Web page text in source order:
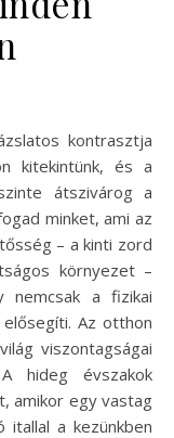
kitekintünk, és a
átszivárog a
minket, ami az
– a kinti zord
környezet –
nemcsak a fizikai
Az otthon
viszontagságai
hideg évszakok
amikor egy vastag
a kezünkben